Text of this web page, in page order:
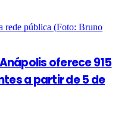
oferece 915
a partir de 5 de